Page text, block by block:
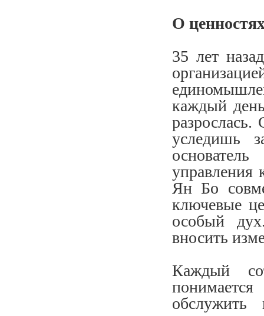
О
35 лет
каждый
уследишь
управления
Ян Бо
ключевые
особый
вносить
Каждый